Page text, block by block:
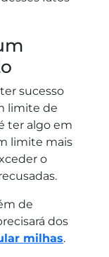
sucesso
limite de
ter algo em
limite mais
o
de
dos
milhas.